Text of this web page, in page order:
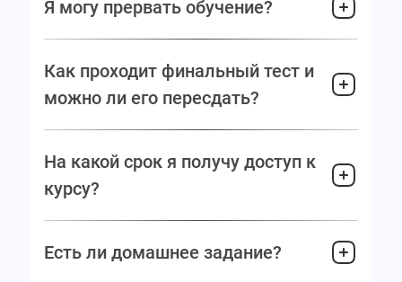
Я могу прервать обучение?
Как проходит финальный тест и
можно ли его пересдать?
На какой срок я получу доступ к
курсу?
Есть ли домашнее задание?